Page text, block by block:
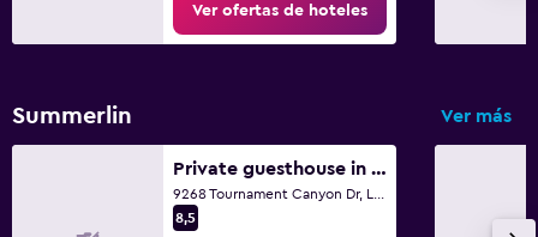
Ver ofertas de hoteles
Summerlin Ver más
Private guesthouse in upscale community
8,5